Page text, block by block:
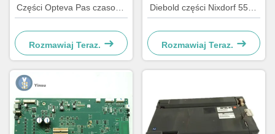
Części Opteva Pas czasowy
Pas transportowy Pas 67T
Rozmawiaj Teraz.
Diebold części Nixdorf 5500
AFD 445T Pas transportowy
2900837500AH
Rozmawiaj Teraz.